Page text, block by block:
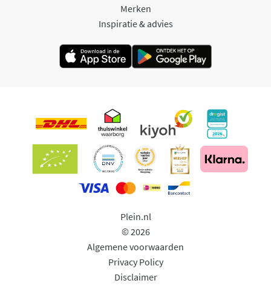
Merken
Inspiratie & advies
Plein.nl
© 2026
Algemene voorwaarden
Privacy Policy
Disclaimer